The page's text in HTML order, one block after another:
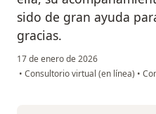
sido de gran ayuda
gracias.
17 de enero de 2026
• Consultorio virtual (en línea) •